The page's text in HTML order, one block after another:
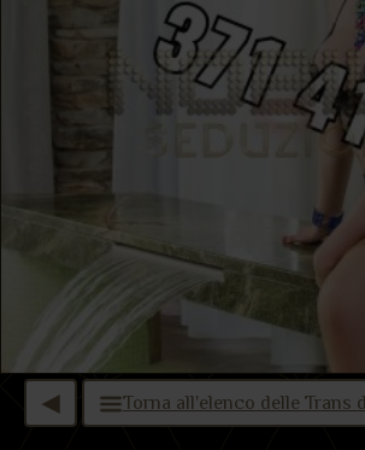
Torna all'elenco delle Trans